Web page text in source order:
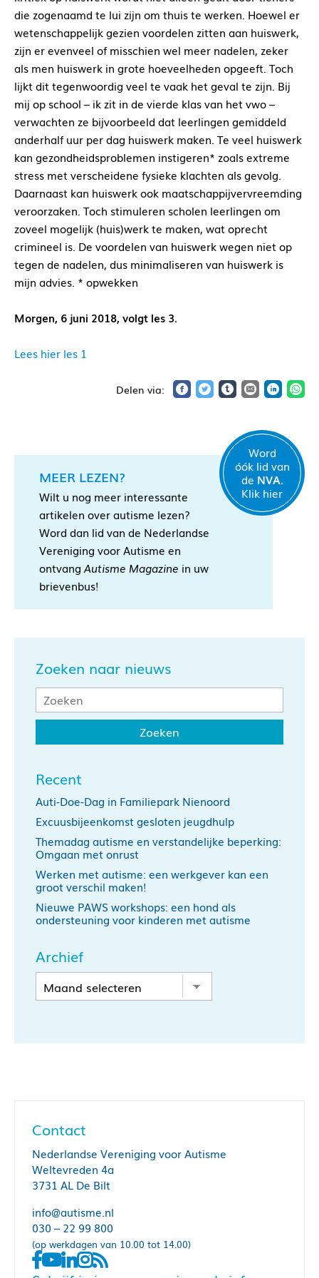
die zogenaamd te lui zijn om thuis te werken. Hoewel er
wetenschappelijk gezien voordelen zitten aan huiswerk,
zijn er evenveel of misschien wel meer nadelen, zeker
als men huiswerk in grote hoeveelheden opgeeft. Toch
lijkt dit tegenwoordig veel te vaak het geval te zijn. Bij
mij op school – ik zit in de vierde klas van het vwo –
verwachten ze bijvoorbeeld dat leerlingen gemiddeld
anderhalf uur per dag huiswerk maken. Te veel huiswerk
kan gezondheidsproblemen instigeren* zoals extreme
stress met verscheidene fysieke klachten als gevolg.
Daarnaast kan huiswerk ook maatschappijvervreemding
veroorzaken. Toch stimuleren scholen leerlingen om
zoveel mogelijk (huis)werk te maken, wat oprecht
crimineel is. De voordelen van huiswerk wegen niet op
tegen de nadelen, dus minimaliseren van huiswerk is
mijn advies. * opwekken
Morgen, 6 juni 2018, volgt les 3.
Lees hier les 1
MEER LEZEN?
Wilt u nog meer interessante
artikelen over autisme lezen?
Word dan lid van de Nederlandse
Vereniging voor Autisme en
ontvang Autisme Magazine in uw
brievenbus!
Word
óók lid van
de NVA.
Klik hier
Zoeken naar nieuws
Recent
Auti-Doe-Dag in Familiepark Nienoord
Excuusbijeenkomst gesloten jeugdhulp
Themadag autisme en verstandelijke beperking:
Omgaan met onrust
Werken met autisme: een werkgever kan een
groot verschil maken!
Nieuwe PAWS workshops: een hond als
ondersteuning voor kinderen met autisme
Archief
Contact
Nederlandse Vereniging voor Autisme
Weltevreden 4a
3731 AL De Bilt
info@autisme.nl
030 – 22 99 800
(op werkdagen van 10.00 tot 14.00)